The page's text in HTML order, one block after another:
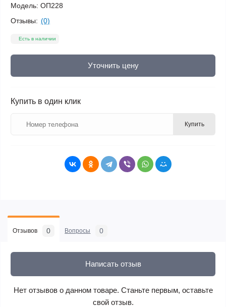
Модель: ОП228
Отзывы: (0)
Есть в наличии
Уточнить цену
Купить в один клик
Купить
Отзывов 0 Вопросы 0
Написать отзыв
Нет отзывов о данном товаре. Станьте первым, оставьте
свой отзыв.